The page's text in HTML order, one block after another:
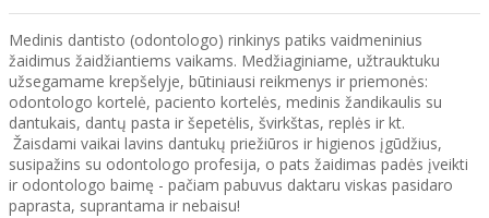
Medinis dantisto (odontologo) rinkinys patiks vaidmeninius
žaidimus žaidžiantiems vaikams. Medžiaginiame, užtrauktuku
užsegamame krepšelyje, būtiniausi reikmenys ir priemonės:
odontologo kortelė, paciento kortelės, medinis žandikaulis su
dantukais, dantų pasta ir šepetėlis, švirkštas, replės ir kt.
Žaisdami vaikai lavins dantukų priežiūros ir higienos įgūdžius,
susipažins su odontologo profesija, o pats žaidimas padės įveikti
ir odontologo baimę - pačiam pabuvus daktaru viskas pasidaro
paprasta, suprantama ir nebaisu!